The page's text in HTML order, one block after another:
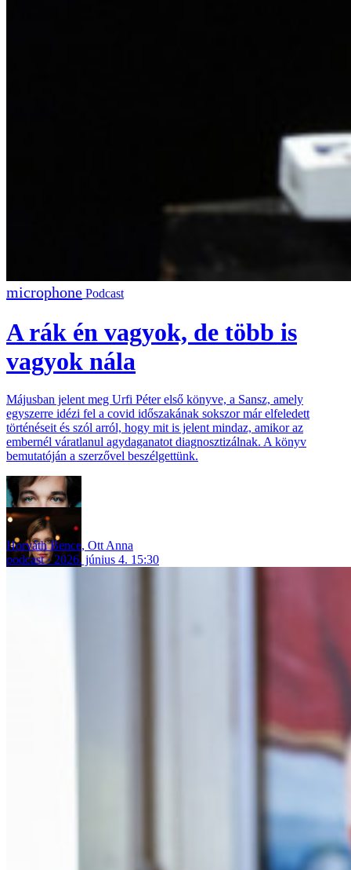
Podcast
A rák én vagyok, de több is
vagyok nála
Májusban jelent meg Urfi Péter első könyve, a Sansz, amely
egyszerre idézi fel a covid időszakának sokszor már elfeledett
történéseit és szól arról, hogy mit is jelent mindaz, amikor az
embernél váratlanul agydaganatot diagnosztizálnak. A könyv
bemutatóján a szerzővel beszélgettünk.
Horváth Bence, Ott Anna
podcast
2026. június 4. 15:30